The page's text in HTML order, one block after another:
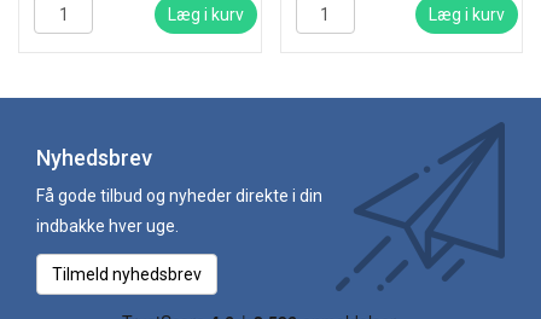
Læg i kurv Læg i kurv
Nyhedsbrev
Få gode tilbud og nyheder direkte i din
indbakke hver uge.
Tilmeld nyhedsbrev